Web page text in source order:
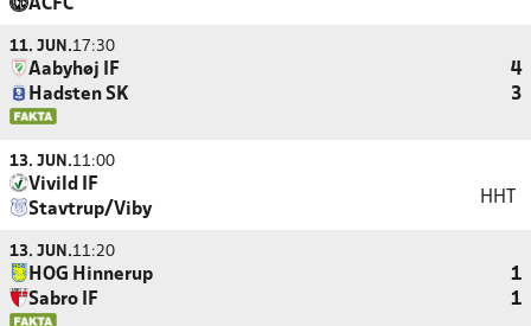
ACFC
11. JUN.17:30
Aabyhøj IF
4
Hadsten SK
3
13. JUN.11:00
Vivild IF
Stavtrup/Viby
HHT
13. JUN.11:20
HOG Hinnerup
1
Sabro IF
1